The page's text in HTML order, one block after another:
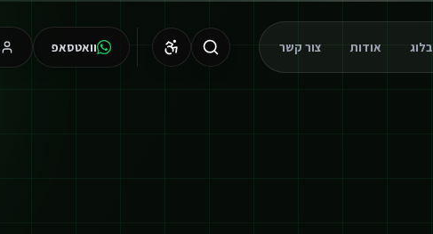
בלוג אודות צור קשר וואטסאפ